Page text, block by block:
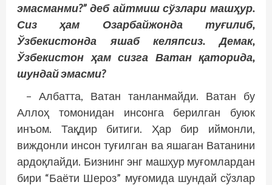
эмасманми?” деб айтмиш сўзлари машҳур.
Сиз ҳам Озарбайжонда туғилиб,
Ўзбекистонда яшаб келяпсиз. Демак,
Ўзбекистон ҳам сизга Ватан қаторида,
шундай эмасми?
– Албатта, Ватан танланмайди. Ватан бу
Аллоҳ томонидан инсонга берилган буюк
инъом. Тақдир битиги. Ҳар бир иймонли,
виждонли инсон туғилган ва яшаган Ватанини
ардоқлайди. Бизнинг энг машҳур муғомлардан
бири “Баёти Шероз” муғомида шундай сўзлар